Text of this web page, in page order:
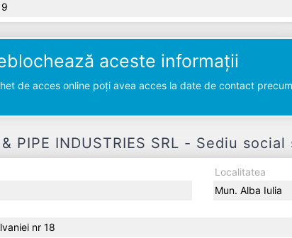
aceste informații
de acces online poți avea acces la date de contact
& PIPE INDUSTRIES SRL - Sediu
Localitatea
Mun. Alba Iulia
nr 18